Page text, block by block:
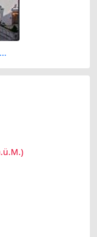
North-west: Kirche St. Gotthard - Dorfplatz